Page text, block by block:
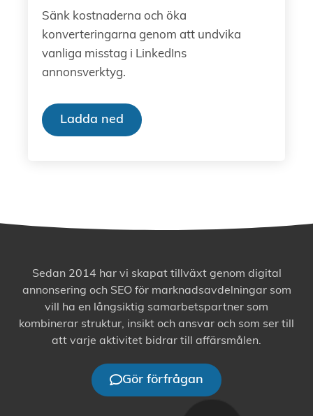
Sänk kostnaderna och öka
konverteringarna genom att undvika
vanliga misstag i LinkedIns
annonsverktyg.
Ladda ned
Sedan 2014 har vi skapat tillväxt genom digital
annonsering och SEO för marknadsavdelningar som
vill ha en långsiktig samarbetspartner som
kombinerar struktur, insikt och ansvar och som ser till
att varje aktivitet bidrar till affärsmålen.
Gör förfrågan